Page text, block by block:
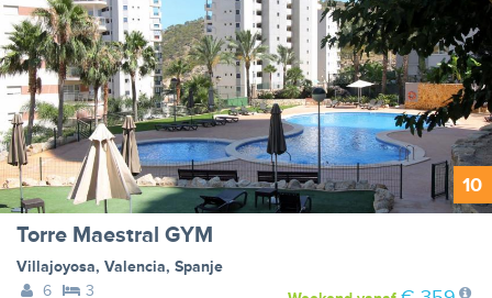
10
Torre Maestral GYM
Villajoyosa, Valencia, Spanje
6
3